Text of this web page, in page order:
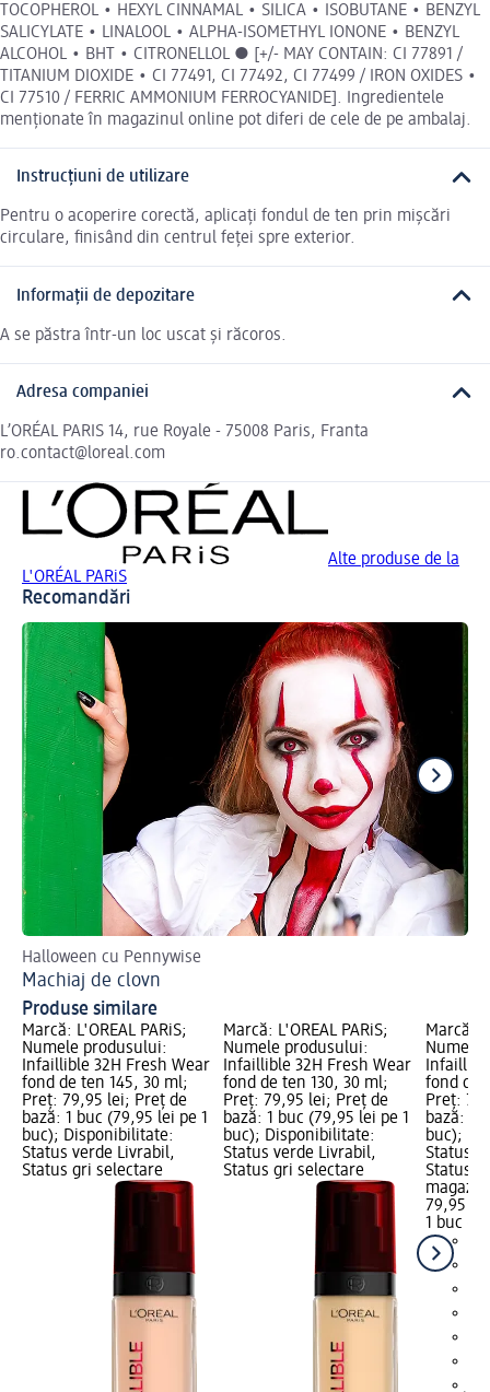
TOCOPHEROL • HEXYL CINNAMAL • SILICA • ISOBUTANE • BENZYL
SALICYLATE • LINALOOL • ALPHA-ISOMETHYL IONONE • BENZYL
ALCOHOL • BHT • CITRONELLOL ● [+/- MAY CONTAIN: CI 77891 /
TITANIUM DIOXIDE • CI 77491, CI 77492, CI 77499 / IRON OXIDES •
CI 77510 / FERRIC AMMONIUM FERROCYANIDE]. Ingredientele
menționate în magazinul online pot diferi de cele de pe ambalaj.
Instrucțiuni de utilizare
Pentru o acoperire corectă, aplicați fondul de ten prin mișcări
circulare, finisând din centrul feței spre exterior.
Informații de depozitare
A se păstra într-un loc uscat și răcoros.
Adresa companiei
L’ORÉAL PARIS 14, rue Royale - 75008 Paris, Franta
ro.contact@loreal.com
Alte produse de la
L'ORÉAL PARiS
Recomandări
Halloween cu Pennywise
Machiaj de clovn
Produse similare
Marcă: L'ORÉAL PARiS;
Numele produsului:
Infaillible 32H Fresh Wear
fond de ten 145, 30 ml;
Preț: 79,95 lei; Preț de
bază: 1 buc (79,95 lei pe 1
buc); Disponibilitate:
Status verde Livrabil,
Status gri selectare
Marcă: L'ORÉAL PARiS;
Numele produsului:
Infaillible 32H Fresh Wear
fond de ten 130, 30 ml;
Preț: 79,95 lei; Preț de
bază: 1 buc (79,95 lei pe 1
buc); Disponibilitate:
Status verde Livrabil,
Status gri selectare
Marcă:
Numele
fond de
Preț:
bază: 1
buc);
Status
Status
79,95 lei
1 buc